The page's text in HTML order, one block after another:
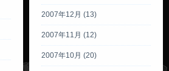
2007年12月 (13)
2007年11月 (12)
2007年10月 (20)